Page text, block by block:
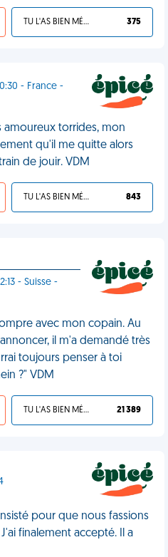
TU L'AS BIEN MÉRITÉ 375
- France -
amoureux torrides, mon
qu'il me quitte alors
de jouir. VDM
TU L'AS BIEN MÉRITÉ 843
- Suisse -
avec mon copain. Au
il m'a demandé très
toujours penser à toi
?" VDM
TU L'AS BIEN MÉRITÉ 21 389
pour que nous fassions
finalement accepté. Il a